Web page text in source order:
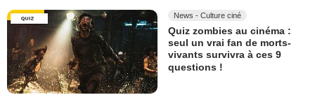
News - Culture ciné
Quiz zombies au cinéma :
seul un vrai fan de morts-
vivants survivra à ces 9
questions !